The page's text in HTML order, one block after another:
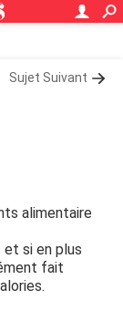
Sujet Suivant
alimentaire
et si en plus
fait